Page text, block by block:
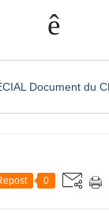
ê
Document du
0